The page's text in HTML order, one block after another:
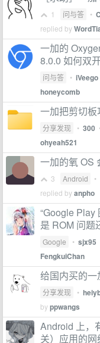
1 问与答 •
replied by
一加的
8.0.0 如何双
问与答 • iVeego
honeycomb
一加把剪切板
分享发现 • 300
ohyeah521
一加的氧 OS
3 Android •
replied byanpho
“Google Play
是 ROM 问题
Google • sjx95
FengkuiChan
给国内买的一
分享发现 •
byppwangs
Android 上，
关）应用的